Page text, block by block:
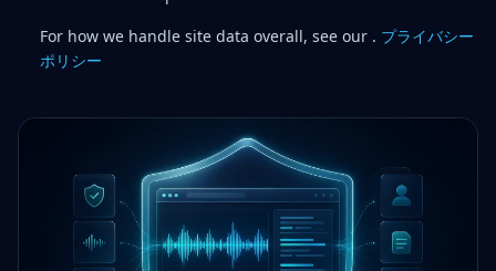
For how we handle site data overall, see our . プライバシー
ポリシー